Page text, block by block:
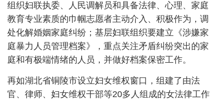
组织妇联执委、人民调解员和具备法律、心理、家庭
教育专业素质的巾帼志愿者主动介入、积极作为，调
处化解婚姻家庭纠纷；基层妇联组织要建立《涉嫌家
庭暴力人员管理档案》，重点关注矛盾纠纷突出的家
庭和有极端情绪的人员，并做好档案保密工作。
再如湖北省铜陵市设立妇女维权窗口，组建了由法
官、律师、妇女维权干部等20多人组成的女法律工作